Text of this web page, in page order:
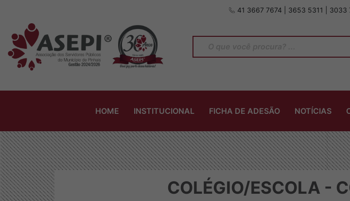
41 3667 7674 | 3653 5311 | 3033
HOME INSTITUCIONAL FICHA DE ADESÃO NOTÍCIAS
COLÉGIO/ESCOLA -